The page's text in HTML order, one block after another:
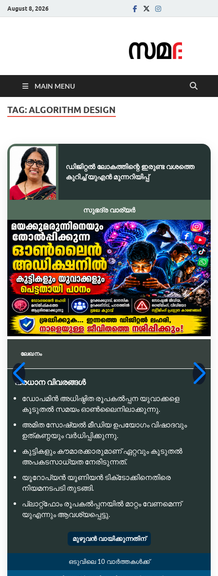
August 8, 2026
MAIN MENU
TAG:ALGORITHM DESIGN
ഡിജിറ്റൽ ലോകത്തിന്റെ ഇരുണ്ട വശത്തെ
കുറിച്ച് യുഎൻ മുന്നറിയിപ്പ്
സുഭദ്ര വാര്യർ
ലേഖനം
പ്രധാന വിവരങ്ങൾ
ഡോപമിൻ അധിഷ്ഠിത രൂപകൽപ്പന യുവാക്കളെ
കൂടുതൽ സമയം ഓൺലൈനിലാക്കുന്നു.
അമിത സോഷ്യൽ മീഡിയ ഉപയോഗം വിഷാദവും
ഉത്കണ്ഠയും വർധിപ്പിക്കുന്നു.
കുട്ടികളും കൗമാരക്കാരുമാണ് ഏറ്റവും കൂടുതൽ
അപകടസാധ്യത നേരിടുന്നത്.
യൂറോപ്യൻ യൂണിയൻ ടിക്‌ടോക്കിനെതിരെ
നിയമനടപടി തുടങ്ങി.
പ്ലാറ്റ്‌ഫോം രൂപകൽപ്പനയിൽ മാറ്റം വേണമെന്ന്
യുഎന്നും ആവശ്യപ്പെട്ടു.
മുഴുവൻ വായിക്കുന്നതിന്
ഒടുവിലെ 10 വാർത്തകൾക്ക്